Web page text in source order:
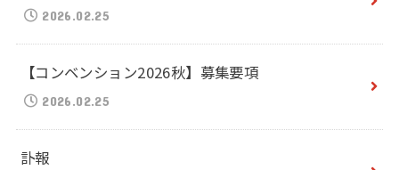
2026.02.25
【コンベンション2026秋】募集要項
2026.02.25
訃報